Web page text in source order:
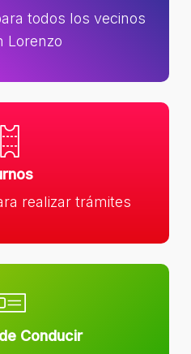
todos los vecinos
Lorenzo
realizar trámites
Conducir